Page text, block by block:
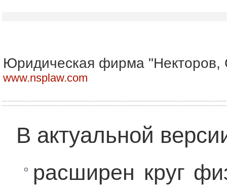
Юридическая фирма "Некторов,
www.nsplaw.com
В актуальной
расширен круг